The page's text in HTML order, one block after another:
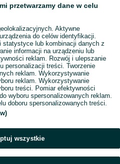
Odśwież
przetwarzamy dane w celu
Aktywne
do celów identyfikacji.
statystyce lub kombinacji danych z
informacji na urządzeniu lub
reklam. Rozwój i ulepszanie
personalizacji treści. Tworzenie
reklam. Wykorzystywanie
reklam. Wykorzystywanie
treści. Pomiar efektywności
wyboru spersonalizowanych reklam.
doboru spersonalizowanych treści.
wszystkie